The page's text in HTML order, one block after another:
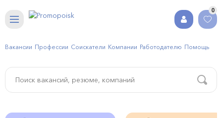
0
Вакансии Профессии Соискатели Компании Работодателю Помощь